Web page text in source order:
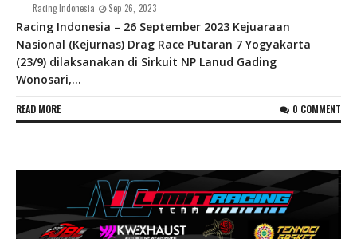
Racing Indonesia Sep 26, 2023
Racing Indonesia – 26 September 2023 Kejuaraan
Nasional (Kejurnas) Drag Race Putaran 7 Yogyakarta
(23/9) dilaksanakan di Sirkuit NP Lanud Gading
Wonosari,...
READ MORE 0 COMMENT